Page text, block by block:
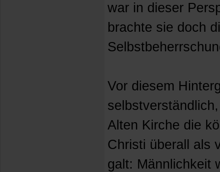
war in dieser
brachte sie doch
Vor diesem
Alten Kirche die
Christi überall als
galt: Männlichkeit